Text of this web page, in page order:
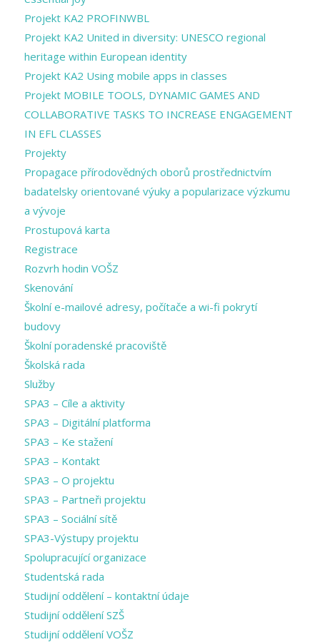
Projekt KA2 PROFINWBL
Projekt KA2 United in diversity: UNESCO regional
heritage within European identity
Projekt KA2 Using mobile apps in classes
Projekt MOBILE TOOLS, DYNAMIC GAMES AND
COLLABORATIVE TASKS TO INCREASE ENGAGEMENT
IN EFL CLASSES
Projekty
Propagace přírodovědných oborů prostřednictvím
badatelsky orientované výuky a popularizace výzkumu
a vývoje
Prostupová karta
Registrace
Rozvrh hodin VOŠZ
Skenování
Školní e-mailové adresy, počítače a wi-fi pokrytí
budovy
Školní poradenské pracoviště
Školská rada
Služby
SPA3 – Cíle a aktivity
SPA3 – Digitální platforma
SPA3 – Ke stažení
SPA3 – Kontakt
SPA3 – O projektu
SPA3 – Partneři projektu
SPA3 – Sociální sítě
SPA3-Výstupy projektu
Spolupracující organizace
Studentská rada
Studijní oddělení – kontaktní údaje
Studijní oddělení SZŠ
Studijní oddělení VOŠZ